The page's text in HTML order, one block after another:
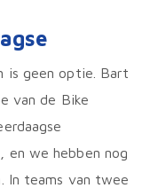
is geen optie. Bart
van de Bike
en we hebben nog
In teams van twee